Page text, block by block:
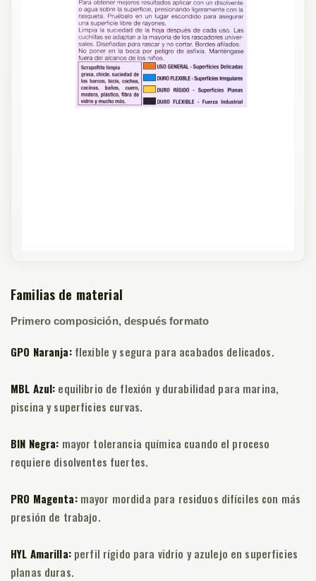
Familias de material
Primero composición, después formato
GPO Naranja:flexible y segura para acabados delicados.
MBL Azul: equilibrio de flexión y durabilidad para marina,
piscina y superficies curvas.
BIN Negra: mayor tolerancia química cuando el proceso
requiere disolventes fuertes.
PRO Magenta:mayor mordida para residuos difíciles con más
presión de trabajo.
HYL Amarilla:perfil rígido para vidrio y azulejo en superficies
planas duras.